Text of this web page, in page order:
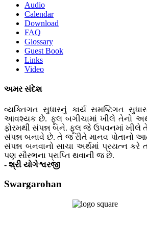
Audio
Calendar
Download
FAQ
Glossary
Guest Book
Links
Video
અમર સંદેશ
વ્યક્તિગત સુધારનું કાર્ય સમષ્ટિગત
આવશ્યક છે. ફૂલ બગીચામાં ખીલે તેનો
ફોરમથી સંપન્ન બને. ફૂલ જે ઉપવનમાં ખીલે
સંપન્ન બનાવે છે. તે જ રીતે માનવ પોતાનો
સંપન્ન બનવાનો સાચા અર્થમાં પ્રયત્ન કરે
પણ સૌરભના પ્રાપ્તિ થવાની જ છે.
- શ્રી યોગેશ્વરજી
Swargarohan